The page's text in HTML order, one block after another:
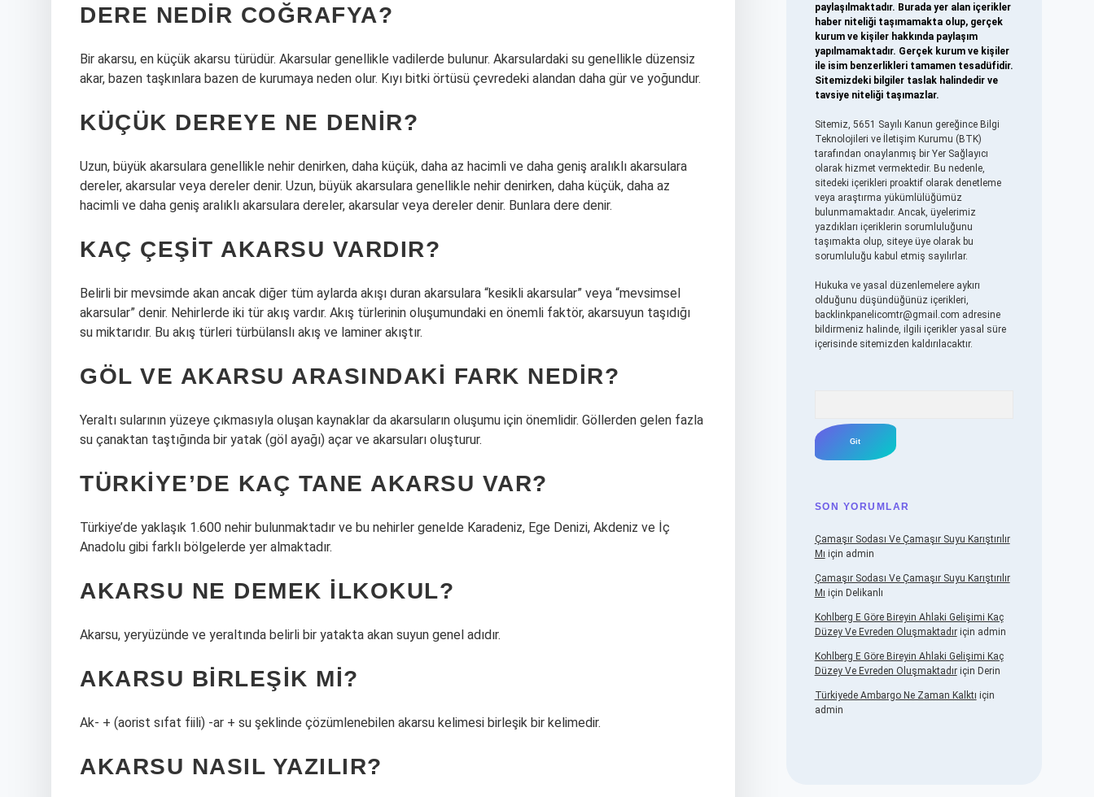
DERE NEDIR COĞRAFYA?
Bir akarsu, en küçük akarsu türüdür. Akarsular genellikle vadilerde bulunur. Akarsulardaki su genellikle düzensiz
akar, bazen taşkınlara bazen de kurumaya neden olur. Kıyı bitki örtüsü çevredeki alandan daha gür ve yoğundur.
KÜÇÜK DEREYE NE DENIR?
Uzun, büyük akarsulara genellikle nehir denirken, daha küçük, daha az hacimli ve daha geniş aralıklı akarsulara
dereler, akarsular veya dereler denir. Uzun, büyük akarsulara genellikle nehir denirken, daha küçük, daha az
hacimli ve daha geniş aralıklı akarsulara dereler, akarsular veya dereler denir. Bunlara dere denir.
KAÇ ÇEŞIT AKARSU VARDIR?
Belirli bir mevsimde akan ancak diğer tüm aylarda akışı duran akarsulara “kesikli akarsular” veya “mevsimsel
akarsular” denir. Nehirlerde iki tür akış vardır. Akış türlerinin oluşumundaki en önemli faktör, akarsuyun taşıdığı
su miktarıdır. Bu akış türleri türbülanslı akış ve laminer akıştır.
GÖL VE AKARSU ARASINDAKI FARK NEDIR?
Yeraltı sularının yüzeye çıkmasıyla oluşan kaynaklar da akarsuların oluşumu için önemlidir. Göllerden gelen fazla
su çanaktan taştığında bir yatak (göl ayağı) açar ve akarsuları oluşturur.
TÜRKIYE’DE KAÇ TANE AKARSU VAR?
Türkiye’de yaklaşık 1.600 nehir bulunmaktadır ve bu nehirler genelde Karadeniz, Ege Denizi, Akdeniz ve İç
Anadolu gibi farklı bölgelerde yer almaktadır.
AKARSU NE DEMEK ILKOKUL?
Akarsu, yeryüzünde ve yeraltında belirli bir yatakta akan suyun genel adıdır.
AKARSU BIRLEŞIK MI?
Ak- + (aorist sıfat fiili) -ar + su şeklinde çözümlenebilen akarsu kelimesi birleşik bir kelimedir.
AKARSU NASIL YAZILIR?
paylaşılmaktadır. Burada yer alan içerikler
haber niteliği taşımamakta olup, gerçek
kurum ve kişiler hakkında paylaşım
yapılmamaktadır. Gerçek kurum ve kişiler
ile isim benzerlikleri tamamen tesadüfidir.
Sitemizdeki bilgiler taslak halindedir ve
tavsiye niteliği taşımazlar.
Sitemiz, 5651 Sayılı Kanun gereğince Bilgi
Teknolojileri ve İletişim Kurumu (BTK)
tarafından onaylanmış bir Yer Sağlayıcı
olarak hizmet vermektedir. Bu nedenle,
sitedeki içerikleri proaktif olarak denetleme
veya araştırma yükümlülüğümüz
bulunmamaktadır. Ancak, üyelerimiz
yazdıkları içeriklerin sorumluluğunu
taşımakta olup, siteye üye olarak bu
sorumluluğu kabul etmiş sayılırlar.
Hukuka ve yasal düzenlemelere aykırı
olduğunu düşündüğünüz içerikleri,
backlinkpanelicomtr@gmail.com adresine
bildirmeniz halinde, ilgili içerikler yasal süre
içerisinde sitemizden kaldırılacaktır.
SON YORUMLAR
Çamaşır Sodası Ve Çamaşır Suyu Karıştırılır
Mı için admin
Çamaşır Sodası Ve Çamaşır Suyu Karıştırılır
Mı için Delikanlı
Kohlberg E Göre Bireyin Ahlaki Gelişimi Kaç
Düzey Ve Evreden Oluşmaktadıriçin admin
Kohlberg E Göre Bireyin Ahlaki Gelişimi Kaç
Düzey Ve Evreden Oluşmaktadıriçin Derin
Türkiyede Ambargo Ne Zaman Kalktı için
admin